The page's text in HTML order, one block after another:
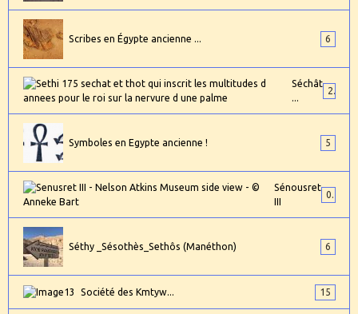
Scribes en Égypte ancienne ... 6
Séchât
Symboles en Egypte ancienne ! 5
Sénousret
III
Séthy _Sésothès_Sethôs (Manéthon) 6
Société des Kmtyw... 15